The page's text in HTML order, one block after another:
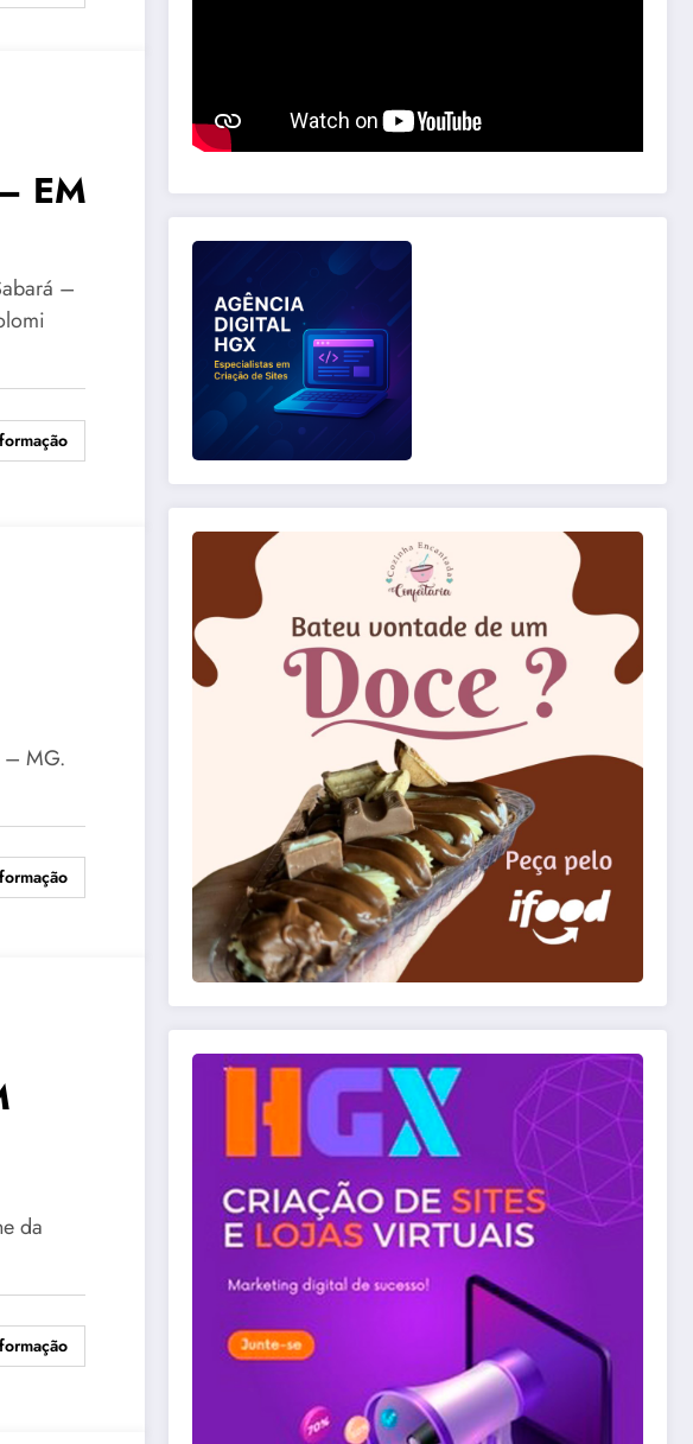
EM
–
– MG.
da